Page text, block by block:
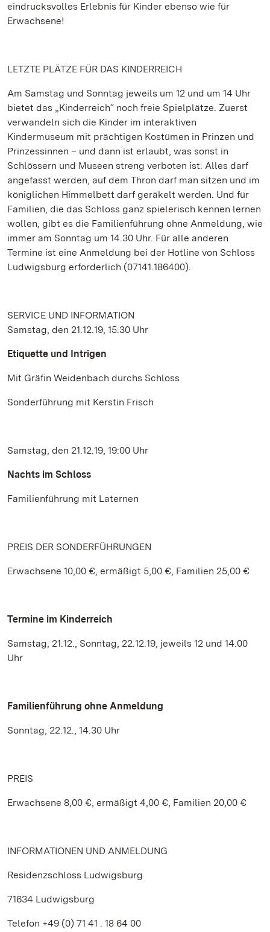
eindrucksvolles Erlebnis für Kinder ebenso wie für
Erwachsene!
LETZTE PLÄTZE FÜR DAS KINDERREICH
Am Samstag und Sonntag jeweils um 12 und um 14 Uhr
bietet das „Kinderreich“ noch freie Spielplätze. Zuerst
verwandeln sich die Kinder im interaktiven
Kindermuseum mit prächtigen Kostümen in Prinzen und
Prinzessinnen – und dann ist erlaubt, was sonst in
Schlössern und Museen streng verboten ist: Alles darf
angefasst werden, auf dem Thron darf man sitzen und im
königlichen Himmelbett darf geräkelt werden. Und für
Familien, die das Schloss ganz spielerisch kennen lernen
wollen, gibt es die Familienführung ohne Anmeldung, wie
immer am Sonntag um 14.30 Uhr. Für alle anderen
Termine ist eine Anmeldung bei der Hotline von Schloss
Ludwigsburg erforderlich (07141.186400).
SERVICE UND INFORMATION
Samstag, den 21.12.19, 15:30 Uhr
Etiquette und Intrigen
Mit Gräfin Weidenbach durchs Schloss
Sonderführung mit Kerstin Frisch
Samstag, den 21.12.19, 19:00 Uhr
Nachts im Schloss
Familienführung mit Laternen
PREIS DER SONDERFÜHRUNGEN
Erwachsene 10,00 €, ermäßigt 5,00 €, Familien 25,00 €
Termine im Kinderreich
Samstag, 21.12., Sonntag, 22.12.19, jeweils 12 und 14.00
Uhr
Familienführung ohne Anmeldung
Sonntag, 22.12., 14.30 Uhr
PREIS
Erwachsene 8,00 €, ermäßigt 4,00 €, Familien 20,00 €
INFORMATIONEN UND ANMELDUNG
Residenzschloss Ludwigsburg
71634 Ludwigsburg
Telefon +49 (0) 71 41 . 18 64 00